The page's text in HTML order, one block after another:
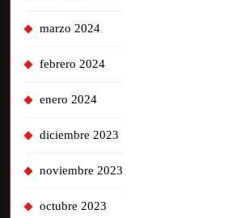
marzo 2024
febrero 2024
enero 2024
diciembre 2023
noviembre 2023
octubre 2023